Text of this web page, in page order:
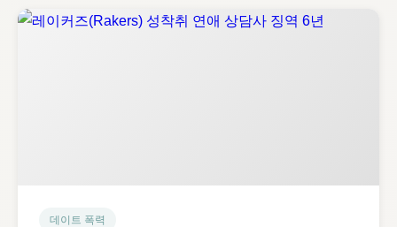
데이트 폭력